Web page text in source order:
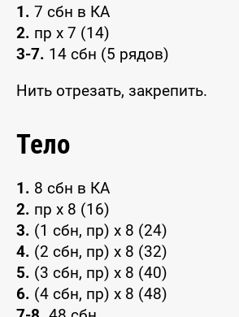
1. 7 сбн в КА
2. пр х 7 (14)
3-7. 14 сбн (5 рядов)
Нить отрезать, закрепить.
Тело
1. 8 сбн в КА
2. пр х 8 (16)
3. (1 сбн, пр) х 8 (24)
4. (2 сбн, пр) х 8 (32)
5. (3 сбн, пр) х 8 (40)
6. (4 сбн, пр) х 8 (48)